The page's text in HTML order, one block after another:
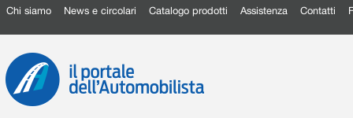
Chi siamo News e circolari Catalogo prodotti Assistenza Contatti